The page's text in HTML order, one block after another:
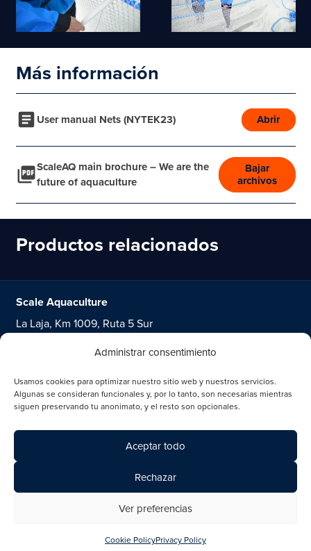
Administrar consentimiento
Usamos cookies para optimizar nuestro sitio web y nuestros servicios.
Algunas se consideran funcionales y, por lo tanto, son necesarias mientras
siguen preservando tu anonimato, y el resto son opcionales.
Aceptar todo
Rechazar
Ver preferencias
Cookie PolicyPrivacy Policy
Más información
User manual Nets (NYTEK23) Abrir
ScaleAQ main brochure – We are the
future of aquaculture
Bajar
archivos
Productos relacionados
Scale Aquaculture
La Laja, Km 1009, Ruta 5 Sur
Ver nuestras ubicaciones
+47 488 52 488
Privacy Policy
© ScaleAQ